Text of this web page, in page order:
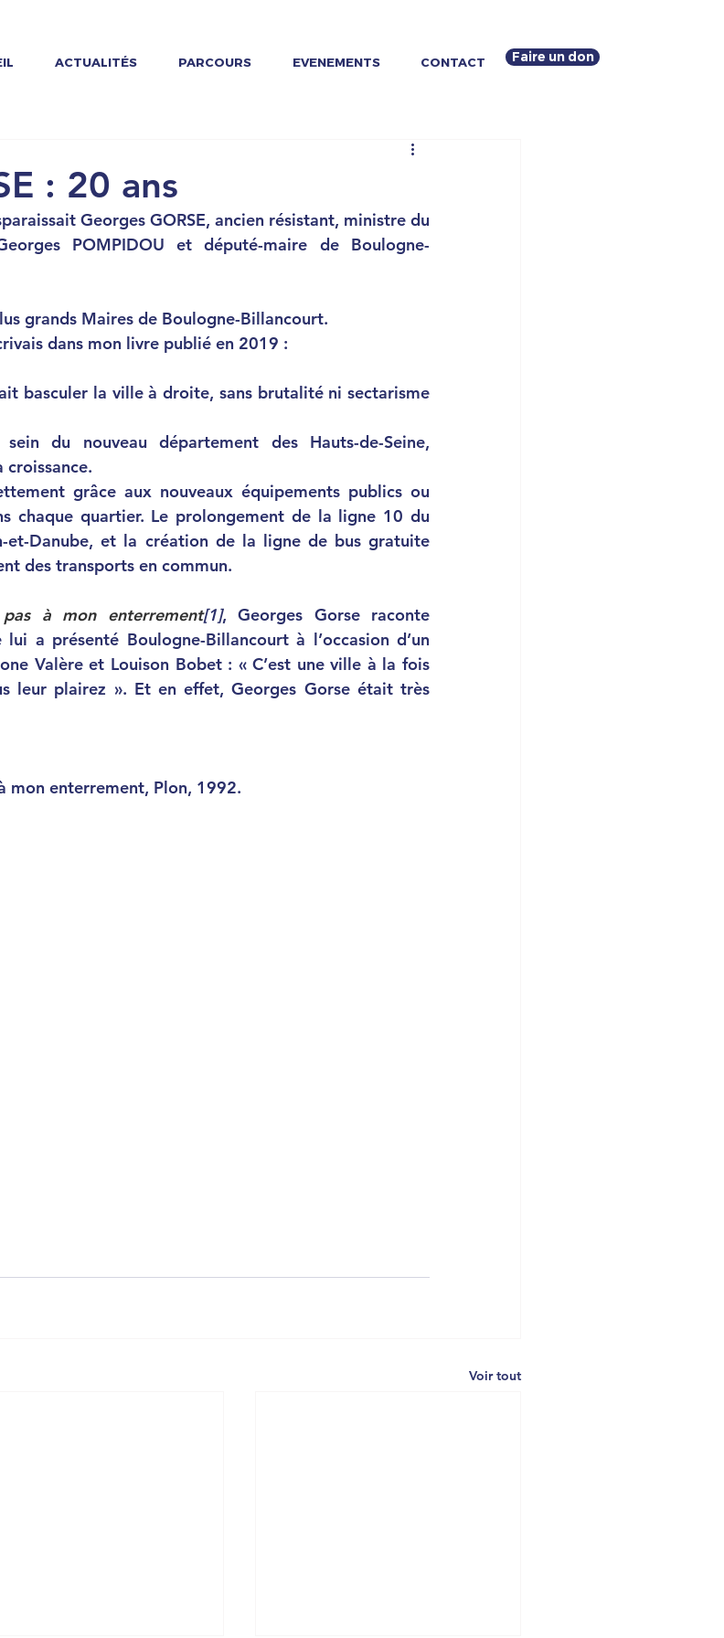
ACTUALITÉS PARCOURS EVENEMENTS CONTACT Faire un don
: 20 ans
Georges GORSE, ancien résistant, ministre du
POMPIDOU et député-maire de Boulogne-
grands Maires de Boulogne-Billancourt.
dans mon livre publié en 2019 :
basculer la ville à droite, sans brutalité ni sectarisme
du nouveau département des Hauts-de-Seine,
grâce aux nouveaux équipements publics ou
chaque quartier. Le prolongement de la ligne 10 du
et-Danube, et la création de la ligne de bus gratuite
des transports en commun.
à mon enterrement[1], Georges Gorse raconte
a présenté Boulogne-Billancourt à l’occasion d’un
Valère et Louison Bobet : « C’est une ville à la fois
leur plairez ». Et en effet, Georges Gorse était très
mon enterrement, Plon, 1992.
Voir tout